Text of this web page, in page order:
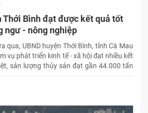
Thới Bình đạt được kết quả tốt
ngư - nông nghiệp
qua, UBND huyện Thới Bình, tỉnh Cà Mau
vụ phát triển kinh tế - xã hội đạt nhiều kết
sản lượng thủy sản đạt gần 44.000 tấn